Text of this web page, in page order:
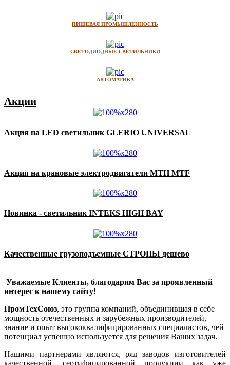
ПИЩЕВАЯ ПРОМЫШЛЕННОСТЬ
СВЕТОДИОДНЫЕ СВЕТИЛЬНИКИ
АВТОМАТИКА
Акции
Акция на LED светильник GLERIO UNIVERSAL
Акция на крановые электродвигатели MTH MTF
Новинка - светильник INTEKS HIGH BAY
Качественные грузоподъемные СТРОПЫ дешево
Уважаемые Клиенты, благодарим Вас за проявленный
интерес к нашему сайту!
ПромТехСоюз, это группа компаний, объединившая в себе
мощность отечественных и зарубежных производителей,
знание и опыт высококвалифицированных специалистов, чей
потенциал успешно используется для решения Ваших задач.
Нашими партнерами являются, ряд заводов изготовителей